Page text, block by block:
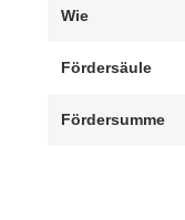
Wie
Fördersäule
Fördersumme